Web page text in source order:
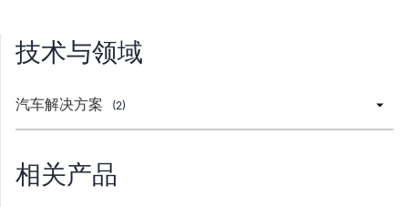
技术与领域
汽车解决方案 (2)
相关产品